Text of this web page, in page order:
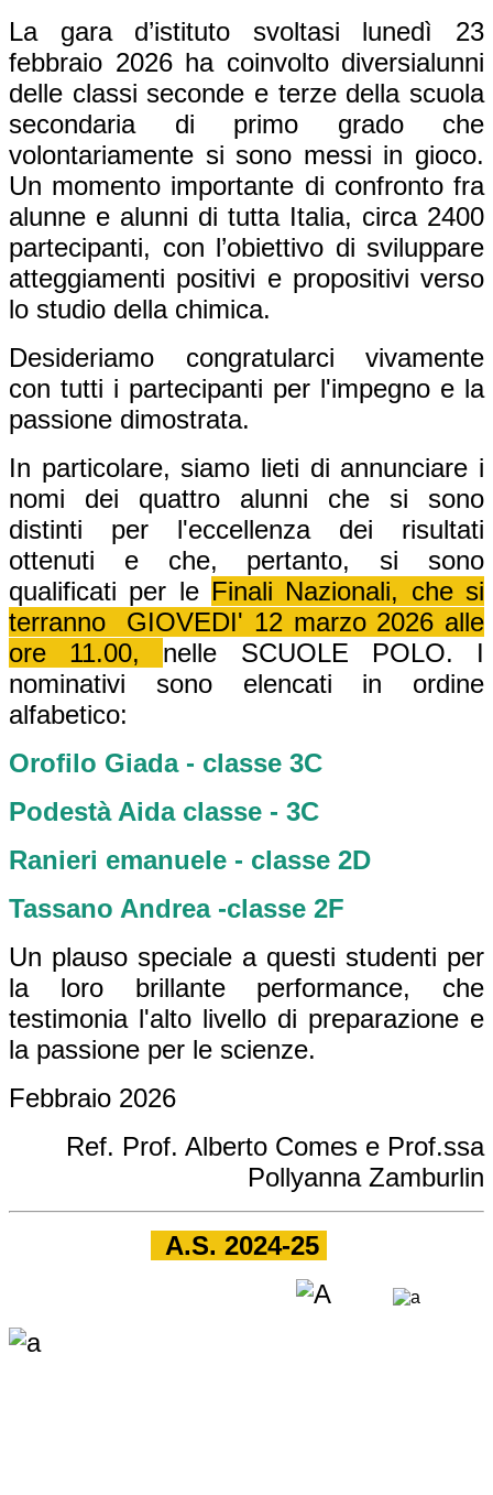
La gara d’istituto svoltasi lunedì 23
febbraio 2026 ha coinvolto diversialunni
delle classi seconde e terze della scuola
secondaria di primo grado che
volontariamente si sono messi in gioco.
Un momento importante di confronto fra
alunne e alunni di tutta Italia, circa 2400
partecipanti, con l’obiettivo di sviluppare
atteggiamenti positivi e propositivi verso
lo studio della chimica.
Desideriamo congratularci vivamente
con tutti i partecipanti per l'impegno e la
passione dimostrata.
In particolare, siamo lieti di annunciare i
nomi dei quattro alunni che si sono
distinti per l'eccellenza dei risultati
ottenuti e che, pertanto, si sono
qualificati per le Finali Nazionali, che si
terranno GIOVEDI' 12 marzo 2026 alle
ore 11.00, nelle SCUOLE POLO. I
nominativi sono elencati in ordine
alfabetico:
Orofilo Giada - classe 3C
Podestà Aida classe - 3C
Ranieri emanuele - classe 2D
Tassano Andrea -classe 2F
Un plauso speciale a questi studenti per
la loro brillante performance, che
testimonia l'alto livello di preparazione e
la passione per le scienze.
Febbraio 2026
Ref. Prof. Alberto Comes e Prof.ssa
Pollyanna Zamburlin
A.S. 2024-25